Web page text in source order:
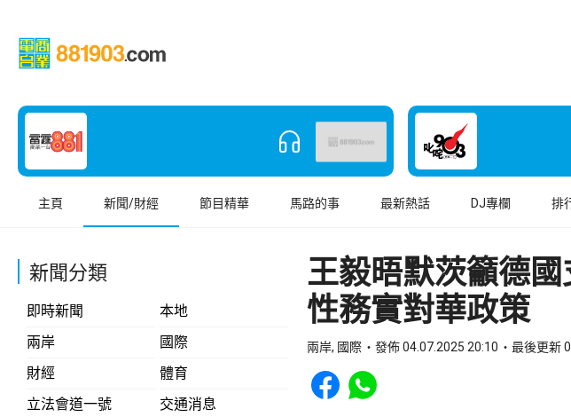
主頁 新聞/財經 節目精華 馬路的事 最新熱話 DJ專欄 排
新聞分類
即時新聞
本地
兩岸
國際
財經
體育
立法會道一號
交通消息
王毅晤默茨籲德
性務實對華政策
兩岸, 國際 發佈 04.07.2025 20:10 最後更新
Share to Facebook
Share to WhatsApp